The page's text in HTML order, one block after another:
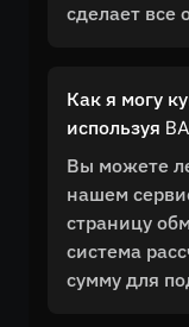
сделает все
Как я могу
используя
Вы можете
нашем
страницу
система
сумму для